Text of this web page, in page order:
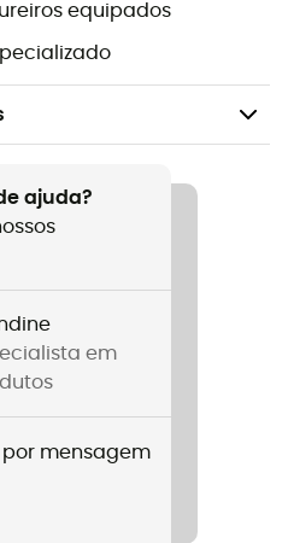
equipados
ajuda?
em
mensagem